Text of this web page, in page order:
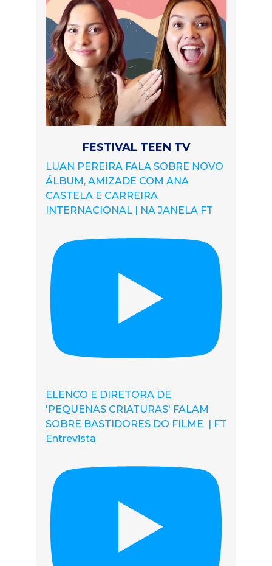
FESTIVAL TEEN TV
LUAN PEREIRA FALA SOBRE NOVO
ÁLBUM, AMIZADE COM ANA
CASTELA E CARREIRA
INTERNACIONAL | NA JANELA FT
ELENCO E DIRETORA DE
'PEQUENAS CRIATURAS' FALAM
SOBRE BASTIDORES DO FILME | FT
Entrevista